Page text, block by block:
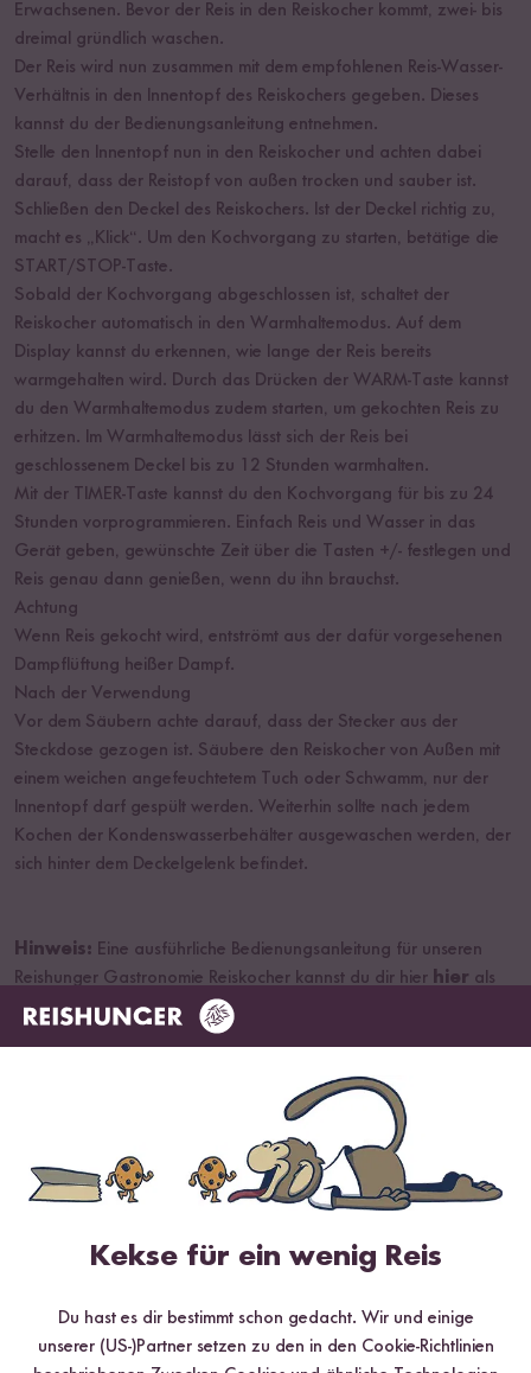
Erwachsenen. Bevor der Reis in den Reiskocher kommt, zwei- bis
dreimal gründlich waschen.
Der Reis wird nun zusammen mit dem empfohlenen Reis-Wasser-
Verhältnis in den Innentopf des Reiskochers gegeben. Dieses
kannst du der Bedienungsanleitung entnehmen.
Stelle den Innentopf nun in den Reiskocher und achten dabei
darauf, dass der Reistopf von außen trocken und sauber ist.
Schließen den Deckel des Reiskochers. Ist der Deckel richtig zu,
macht es „Klick“. Um den Kochvorgang zu starten, betätige die
START/STOP-Taste.
Sobald der Kochvorgang abgeschlossen ist, schaltet der
Reiskocher automatisch in den Warmhaltemodus. Auf dem
Display kannst du erkennen, wie lange der Reis bereits
warmgehalten wird. Durch das Drücken der WARM-Taste kannst
du den Warmhaltemodus zudem starten, um gekochten Reis zu
erhitzen. Im Warmhaltemodus lässt sich der Reis bei
geschlossenem Deckel bis zu 12 Stunden warmhalten.
Mit der TIMER-Taste kannst du den Kochvorgang für bis zu 24
Stunden vorprogrammieren. Einfach Reis und Wasser in das
Gerät geben, gewünschte Zeit über die Tasten +/- festlegen und
Reis genau dann genießen, wenn du ihn brauchst.
Achtung
Wenn Reis gekocht wird, entströmt aus der dafür vorgesehenen
Dampflüftung heißer Dampf.
Nach der Verwendung
Vor dem Säubern achte darauf, dass der Stecker aus der
Steckdose gezogen ist. Säubere den Reiskocher von Außen mit
einem weichen angefeuchtetem Tuch oder Schwamm, nur der
Innentopf darf gespült werden. Weiterhin sollte nach jedem
Kochen der Kondenswasserbehälter ausgewaschen werden, der
sich hinter dem Deckelgelenk befindet.
Hinweis: Eine ausführliche Bedienungsanleitung für unseren
Reishunger Gastronomie Reiskocher kannst du dir hier hier als
PDF herunterladen.
Kekse für ein wenig Reis
Du hast es dir bestimmt schon gedacht. Wir und einige
unserer (US-)Partner setzen zu den in den Cookie-Richtlinien